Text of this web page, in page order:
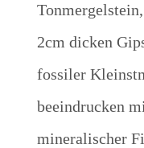
2cm dicken
fossiler
beeindrucken
mineralischer